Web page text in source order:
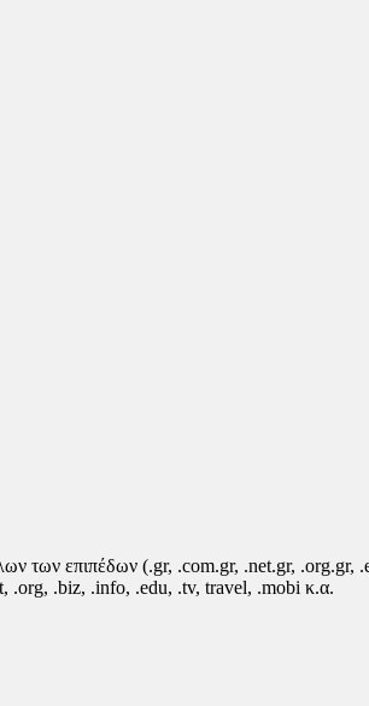
των επιπέδων (.gr, .com.gr, .net.gr,
.org, .biz, .info, .edu, .tv, travel, .mobi κ.α.